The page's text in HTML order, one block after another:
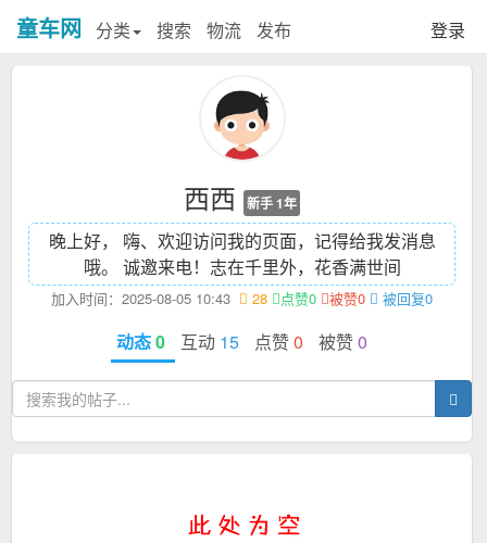
童车网 分类 搜索 物流 发布 登录
西西 新手 1年
晚上好， 嗨、欢迎访问我的页面，记得给我发消息
哦。 诚邀来电！ 志在千里外，花香满世间
加入时间：2025-08-05 10:43 28 点赞0 被赞0 被回复0
动态0 互动 15 点赞0 被赞0